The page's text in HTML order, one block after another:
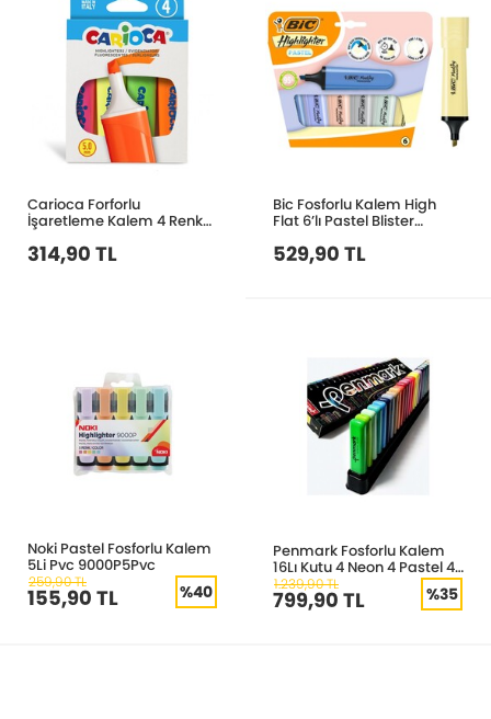
Carioca Forforlu
İşaretleme Kalem 4 Renk
42870
314,90 TL
Bic Fosforlu Kalem High
Flat 6’lı Pastel Blister
529,90 TL
Noki Pastel Fosforlu Kalem
5Li Pvc 9000P5Pvc
259,90 TL
155,90 TL %40
Penmark Fosforlu Kalem
16Lı Kutu 4 Neon 4 Pastel 4
Tropik 4 Simli Hs505
1.239,90 TL
799,90 TL %35